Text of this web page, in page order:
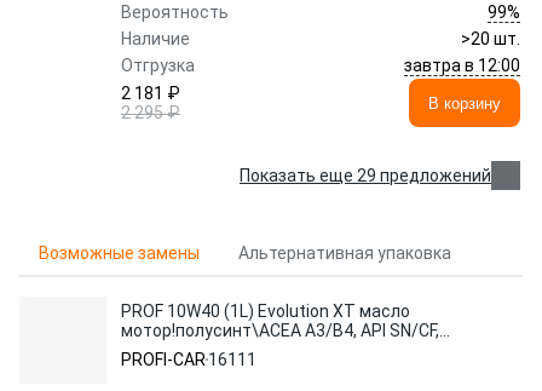
Вероятность
99%
Наличие
>20 шт.
Отгрузка
завтра в 12:00
2 181 ₽
2 295 ₽
В корзину
Показать еще 29 предложений
Возможные замены Альтернативная упаковка
PROF 10W40 (1L) Evolution XT масло
мотор!полусинт\ACEA A3/B4, API SN/CF,
MB 229.3, VW 502 00/505 00
PROFI-CAR 16111